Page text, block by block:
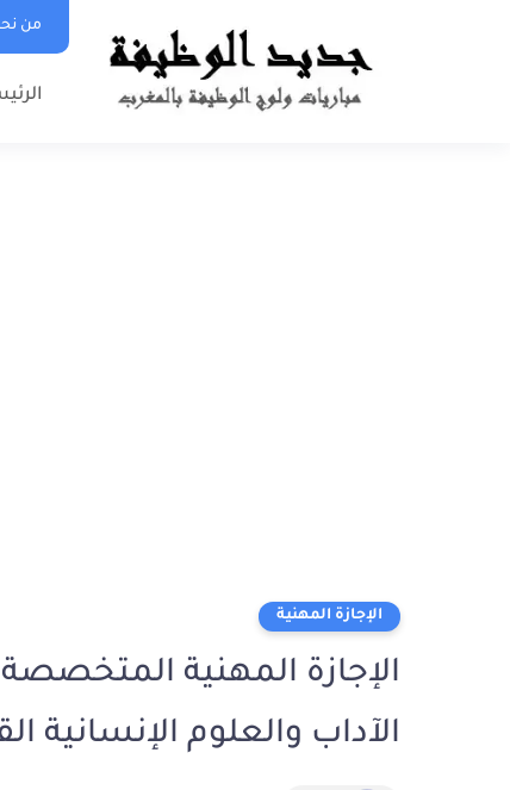
من
الإجازة المهنية
الإجازة المهنية المتخصصة
الآداب والعلوم الإنسانية